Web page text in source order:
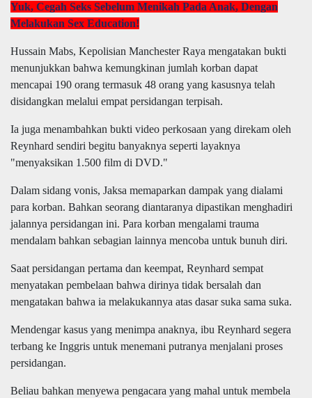
Yuk, Cegah Seks Sebelum Menikah Pada Anak, Dengan
Melakukan Sex Education!
Hussain Mabs, Kepolisian Manchester Raya mengatakan bukti
menunjukkan bahwa kemungkinan jumlah korban dapat
mencapai 190 orang termasuk 48 orang yang kasusnya telah
disidangkan melalui empat persidangan terpisah.
Ia juga menambahkan bukti video perkosaan yang direkam oleh
Reynhard sendiri begitu banyaknya seperti layaknya
"menyaksikan 1.500 film di DVD."
Dalam sidang vonis, Jaksa memaparkan dampak yang dialami
para korban. Bahkan seorang diantaranya dipastikan menghadiri
jalannya persidangan ini. Para korban mengalami trauma
mendalam bahkan sebagian lainnya mencoba untuk bunuh diri.
Saat persidangan pertama dan keempat, Reynhard sempat
menyatakan pembelaan bahwa dirinya tidak bersalah dan
mengatakan bahwa ia melakukannya atas dasar suka sama suka.
Mendengar kasus yang menimpa anaknya, ibu Reynhard segera
terbang ke Inggris untuk menemani putranya menjalani proses
persidangan.
Beliau bahkan menyewa pengacara yang mahal untuk membela